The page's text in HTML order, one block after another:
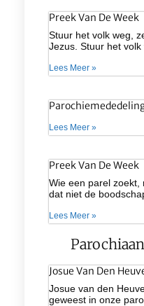
Preek Van De Week
Stuur het volk weg,
Jezus. Stuur het volk
Lees Meer »
Lees Meer »
Preek Van De Week
Wie een parel zoekt,
dat niet de
Lees Meer »
Josue Van Den
Josue van den
geweest in onze